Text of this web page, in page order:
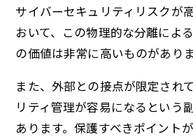
サイバーセキュリティリスクが
おいて、この物理的な分離によ
の価値は非常に高いものがありま
また、外部との接点が限定され
リティ管理が容易になるという
あります。保護すべきポイント